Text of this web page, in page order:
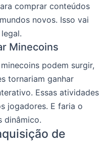
comprar conteúdos
novos. Isso vai
Minecoins
podem surgir,
tornariam ganhar
Essas atividades
jogadores. E faria o
dinâmico.
de